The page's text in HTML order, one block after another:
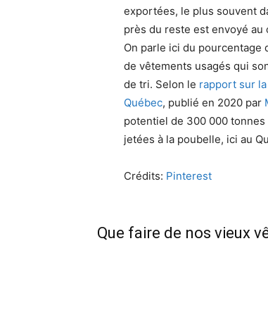
exportées, le plus souvent
près du reste est envoyé au
On parle ici du pourcentage
de vêtements usagés qui
de tri. Selon le rapport sur
Québec, publié en 2020 par
potentiel de 300 000
jetées à la poubelle, ici au
Crédits: Pinterest
Que faire de nos vieux